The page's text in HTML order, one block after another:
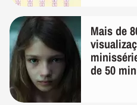
Mais de
de 50